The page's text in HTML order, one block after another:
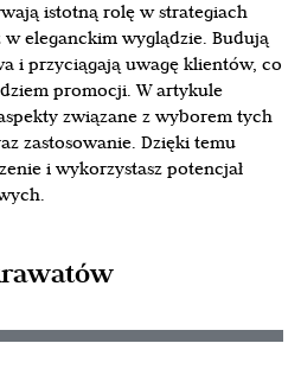
istotną rolę w strategiach
eleganckim wyglądzie. Budują
i przyciągają uwagę klientów, co
promocji. W artykule
związane z wyborem tych
zastosowanie. Dzięki temu
i wykorzystasz potencjał